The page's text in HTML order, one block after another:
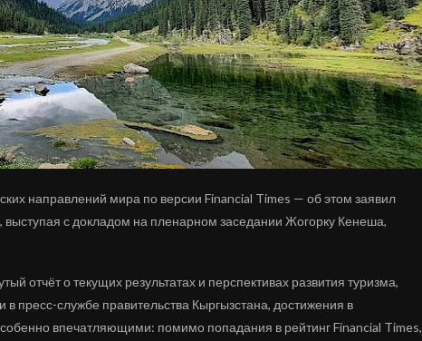
направлений мира по версии Financial Times — об этом заявил
с докладом на пленарном заседании Жогорку Кенеша,
отчёт о текущих результатах и перспективах развития туризма,
в пресс-службе правительства Кыргызстана, достижения в
впечатляющими: помимо попадания в рейтинг Financial Times,